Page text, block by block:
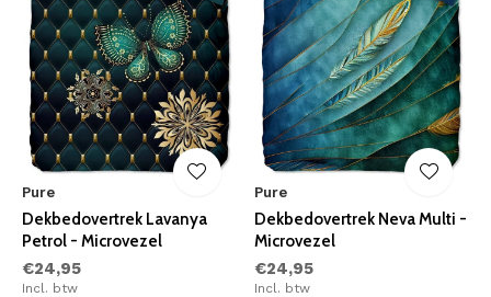
Pure
Dekbedovertrek Lavanya
Petrol - Microvezel
€24,95
Incl. btw
Pure
Dekbedovertrek Neva Multi -
Microvezel
€24,95
Incl. btw